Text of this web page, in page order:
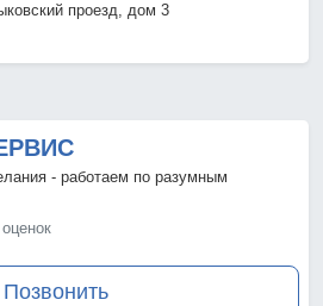
проезд, дом 3
- работаем по разумным
Позвонить